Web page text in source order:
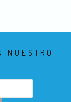
NUESTRO